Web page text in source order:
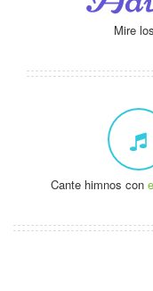
Mire
Cante himnos con